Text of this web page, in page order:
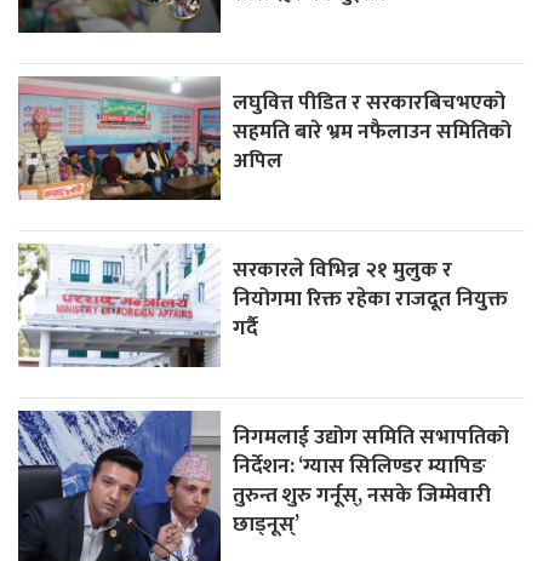
लघुवित्त पीडित र सरकारबिचभएको
सहमति बारे भ्रम नफैलाउन समितिको
अपिल
सरकारले विभिन्न २१ मुलुक र
नियोगमा रिक्त रहेका राजदूत नियुक्त
गर्दै
निगमलाई उद्योग समिति सभापतिको
निर्देशन: ‘ग्यास सिलिण्डर म्यापिङ
तुरुन्त शुरु गर्नूस्, नसके जिम्मेवारी
छाड्नूस्’